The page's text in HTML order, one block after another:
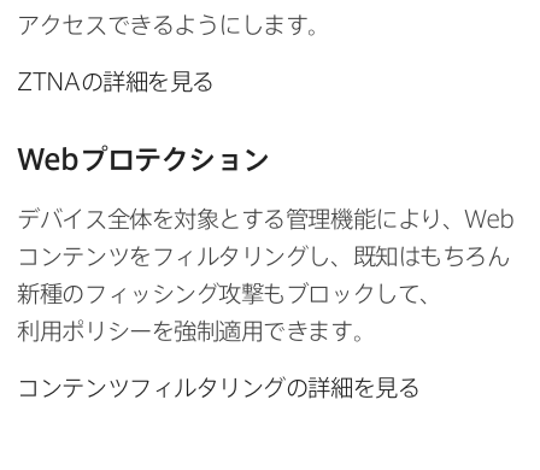
アクセスできるようにします。
ZTNAの​詳細を​見る
Webプロテクション
デバイス全体を​対象と​する​管理機能に​より、Web
コンテンツを​フィルタリングし、​既知は​もちろん​
新種の​フィッシング攻撃も​ブロックして、​
利用ポリシーを​強制適用できます。
コンテンツフィルタリングの​詳細を​見る